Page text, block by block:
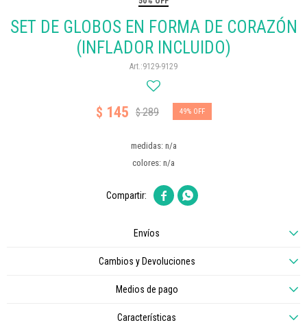
SET DE GLOBOS EN FORMA DE CORAZÓN
(INFLADOR INCLUIDO)
9129-9129
$ 145 $289 49
medidas: n/a
colores: n/a
 
Envíos
Cambios y Devoluciones
Medios de pago
Características